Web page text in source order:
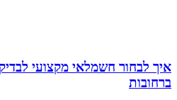
איך לבחור חשמלאי מקצועי
ברחובות